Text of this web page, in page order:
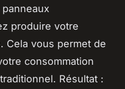
produire votre
Cela vous permet de
consommation
Résultat :